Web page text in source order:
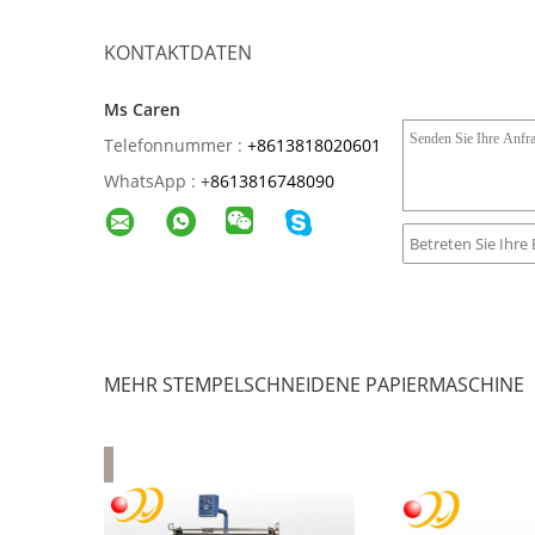
KONTAKTDATEN
Ms Caren
Telefonnummer : +8613818020601
WhatsApp : +8613816748090
MEHR STEMPELSCHNEIDENE PAPIERMASCHINE